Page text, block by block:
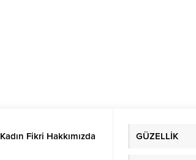
Kadın Fikri Hakkımızda GÜZELLİK